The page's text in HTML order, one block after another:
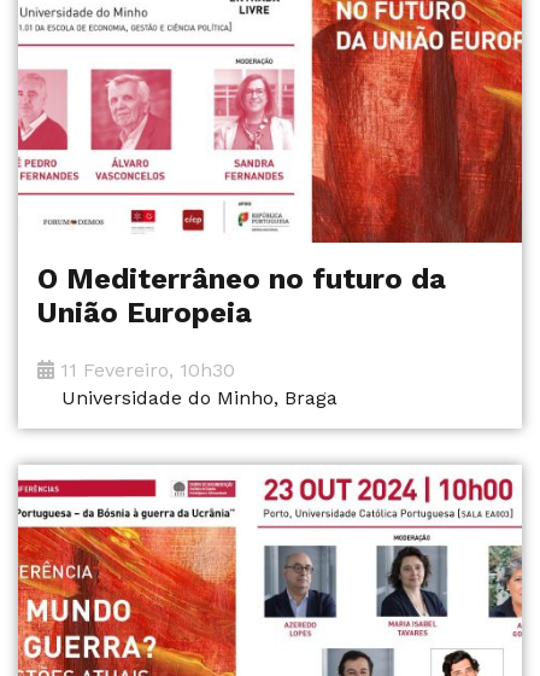
O Mediterrâneo no futuro da
União Europeia
11 Fevereiro, 10h30
Universidade do Minho, Braga